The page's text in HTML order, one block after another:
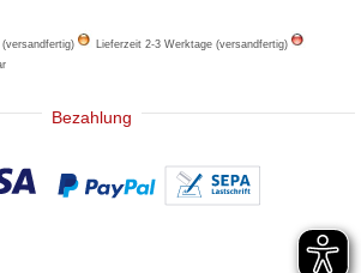
(versandfertig)
Lieferzeit 2-3 Werktage (versandfertig)
Bezahlung